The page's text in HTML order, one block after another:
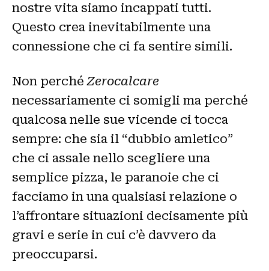
nostre vita siamo incappati tutti.
Questo crea inevitabilmente una
connessione che ci fa sentire simili.
Non perchéZerocalcare
necessariamente ci somigli ma perché
qualcosa nelle sue vicende ci tocca
sempre: che sia il “dubbio amletico”
che ci assale nello scegliere una
semplice pizza, le paranoie che ci
facciamo in una qualsiasi relazione o
l’affrontare situazioni decisamente più
gravi e serie in cui c’è davvero da
preoccuparsi.